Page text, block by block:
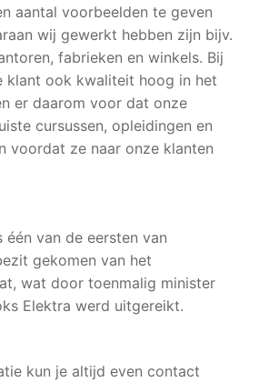
aantal voorbeelden te geven
wij gewerkt hebben zijn bijv.
fabrieken en winkels. Bij
klant ook kwaliteit hoog in het
er daarom voor dat onze
cursussen, opleidingen en
voordat ze naar onze klanten
één van de eersten van
gekomen van het
wat door toenmalig minister
Elektra werd uitgereikt.
kun je altijd even contact